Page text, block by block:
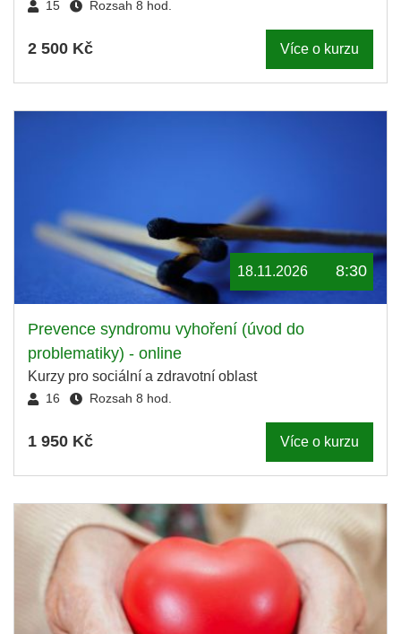
15 Rozsah 8 hod.
2 500 Kč Více o kurzu
18.11.2026 8:30
Prevence syndromu vyhoření (úvod do
problematiky) - online
Kurzy pro sociální a zdravotní oblast
16 Rozsah 8 hod.
1 950 Kč Více o kurzu